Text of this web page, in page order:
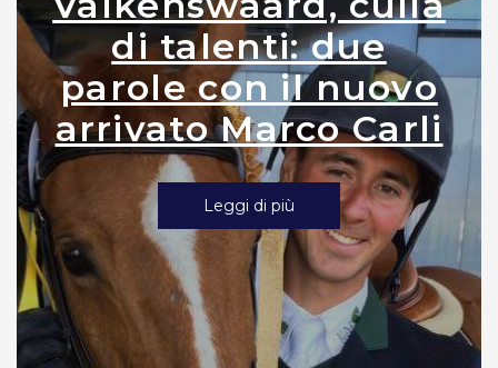
di talenti: due
parole con il nuovo
arrivato Marco Carli
Leggi di più